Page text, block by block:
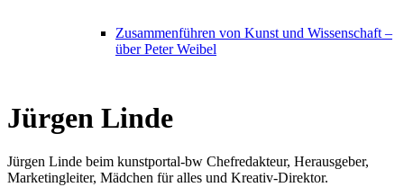
Zusammenführen von Kunst und Wissenschaft –
über Peter Weibel
Jürgen Linde
Jürgen Linde beim kunstportal-bw Chefredakteur, Herausgeber,
Marketingleiter, Mädchen für alles und Kreativ-Direktor.